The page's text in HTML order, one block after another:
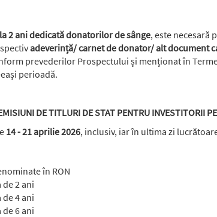
2 ani dedicată donatorilor de sânge, este necesară
adeverință/ carnet de donator/ alt document
prevederilor Prospectului și menționat în
perioadă.
DE TITLURI DE STAT PENTRU INVESTITORII
14 - 21 aprilie 2026, inclusiv, iar în ultima zi
în RON
2 ani
4 ani
6 ani